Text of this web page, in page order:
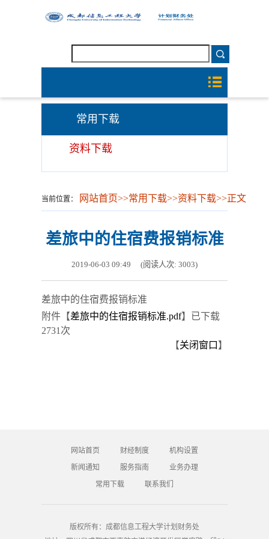
常用下载
资料下载
当前位置： 网站首页>>常用下载>>资料下载>>正文
差旅中的住宿费报销标准
2019-06-03 09:49 (阅读人次: 3003)
差旅中的住宿费报销标准
附件【差旅中的住宿报销标准.pdf】
已下载
2731 次
【关闭窗口 】
网站首页 财经制度
机构设置
新闻通知
服务指南
业务办理
常用下载
联系我们
版权所有：成都信息工程大学计划财务处